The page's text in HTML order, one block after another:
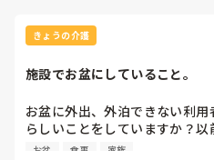
きょうの介護
施設でお盆にしていること。
お盆に外出、外泊できない利
らしいことをしていますか？
実際に住職さんを呼びご焼香
お盆 食事 家族